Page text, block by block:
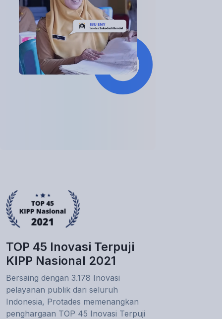
TOP 45 Inovasi Terpuji
KIPP Nasional 2021
Bersaing dengan 3.178 Inovasi
pelayanan publik dari seluruh
Indonesia, Protades memenangkan
penghargaan TOP 45 Inovasi Terpuji